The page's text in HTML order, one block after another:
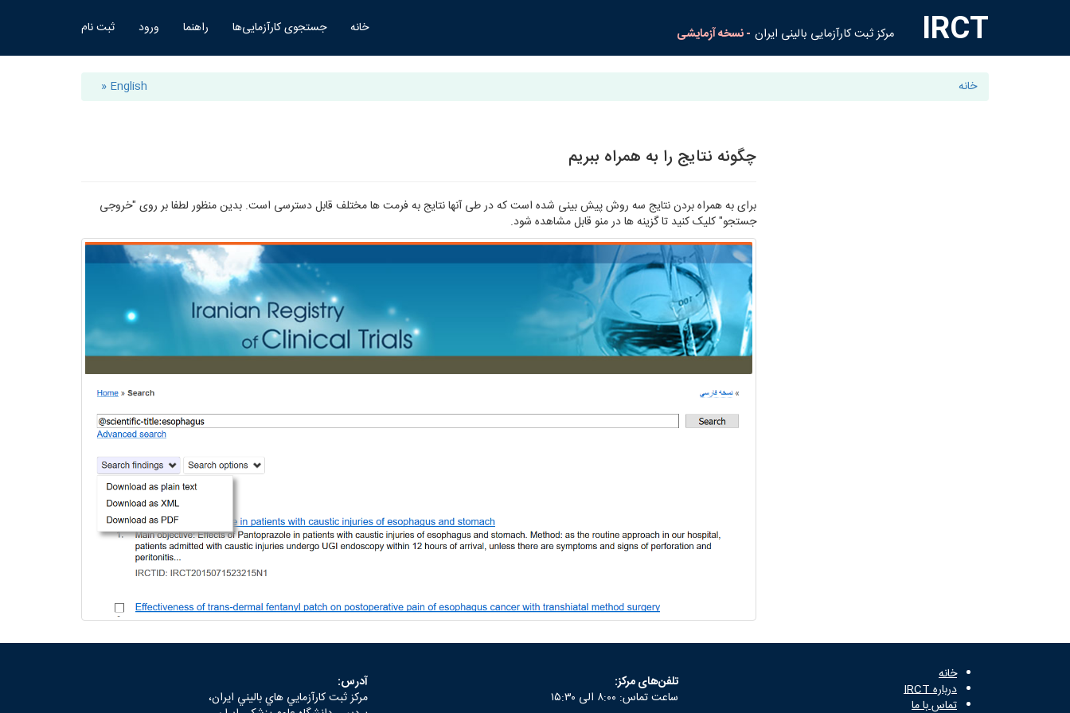
IRCT مرکز ثبت کارآزمایی بالینی ایران - نسخه آزمایشی خانه جستجوی کارآزمایی‌ها راهنما ورود ثبت نام
خانه » English
چگونه نتایج را به همراه ببریم
برای به همراه بردن نتایج سه روش پیش بینی شده است که در طی آنها نتایج به فرمت ها مختلف قابل دسترسی است. بدین منظور لطفا بر روی "خروجی
جستجو" کلیک کنید تا گزینه ها در منو قابل مشاهده شود.
خانه
درباره IRCT
تماس با ما
تلفن‌های مرکز:
ساعت تماس: ۸:۰۰ الی ۱۵:۳۰
آدرس:
مركز ثبت كارآزمايي هاي باليني ايران،